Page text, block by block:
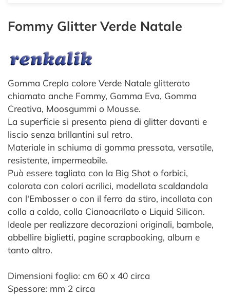
Fommy Glitter Verde Natale
Gomma Crepla colore Verde Natale glitterato
chiamato anche Fommy, Gomma Eva, Gomma
Creativa, Moosgummi o Mousse.
La superficie si presenta piena di glitter davanti e
liscio senza brillantini sul retro.
Materiale in schiuma di gomma pressata, versatile,
resistente, impermeabile.
Può essere tagliata con la Big Shot o forbici,
colorata con colori acrilici, modellata scaldandola
con l'Embosser o con il ferro da stiro, incollata con
colla a caldo, colla Cianoacrilato o Liquid Silicon.
Ideale per realizzare decorazioni originali, bambole,
abbellire biglietti, pagine scrapbooking, album e
tanto altro.
Dimensioni foglio: cm 60 x 40 circa
Spessore: mm 2 circa